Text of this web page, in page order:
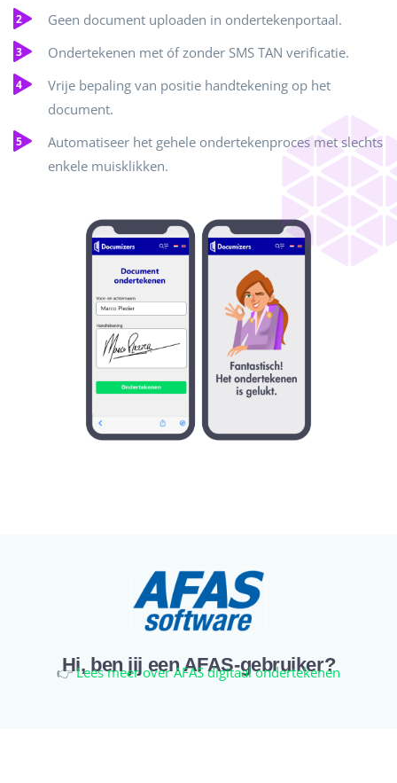
Geen document uploaden in ondertekenportaal.
Ondertekenen met óf zonder SMS TAN verificatie.
Vrije bepaling van positie handtekening op het
document.
Automatiseer het gehele ondertekenproces met slechts
enkele muisklikken.
Hi, ben jij een AFAS-gebruiker?
👉Lees meer over AFAS digitaal ondertekenen